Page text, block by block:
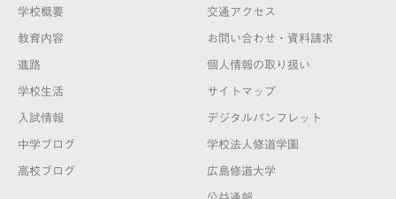
学校概要
教育内容
進路
学校生活
入試情報
中学ブログ
高校ブログ
交通アクセス
お問い合わせ・資料請求
個人情報の取り扱い
サイトマップ
デジタルパンフレット
学校法人修道学園
広島修道大学